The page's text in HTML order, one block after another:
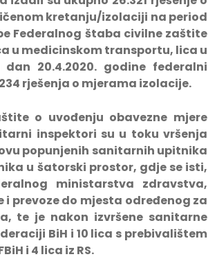
kretanju/izolaciji na period
Federalnog štaba civilne zaštite
u medicinskom transportu, lica u
20.4.2020. godine federalni
rješenja o mjerama izolacije.
o uvođenju obavezne mjere
inspektori su u toku vršenja
popunjenih sanitarnih upitnika
u šatorski prostor, gdje se isti,
ministarstva zdravstva,
prevoze do mjesta određenog za
te je nakon izvršene sanitarne
BiH i 10 lica s prebivalištem
i 4 lica iz RS.